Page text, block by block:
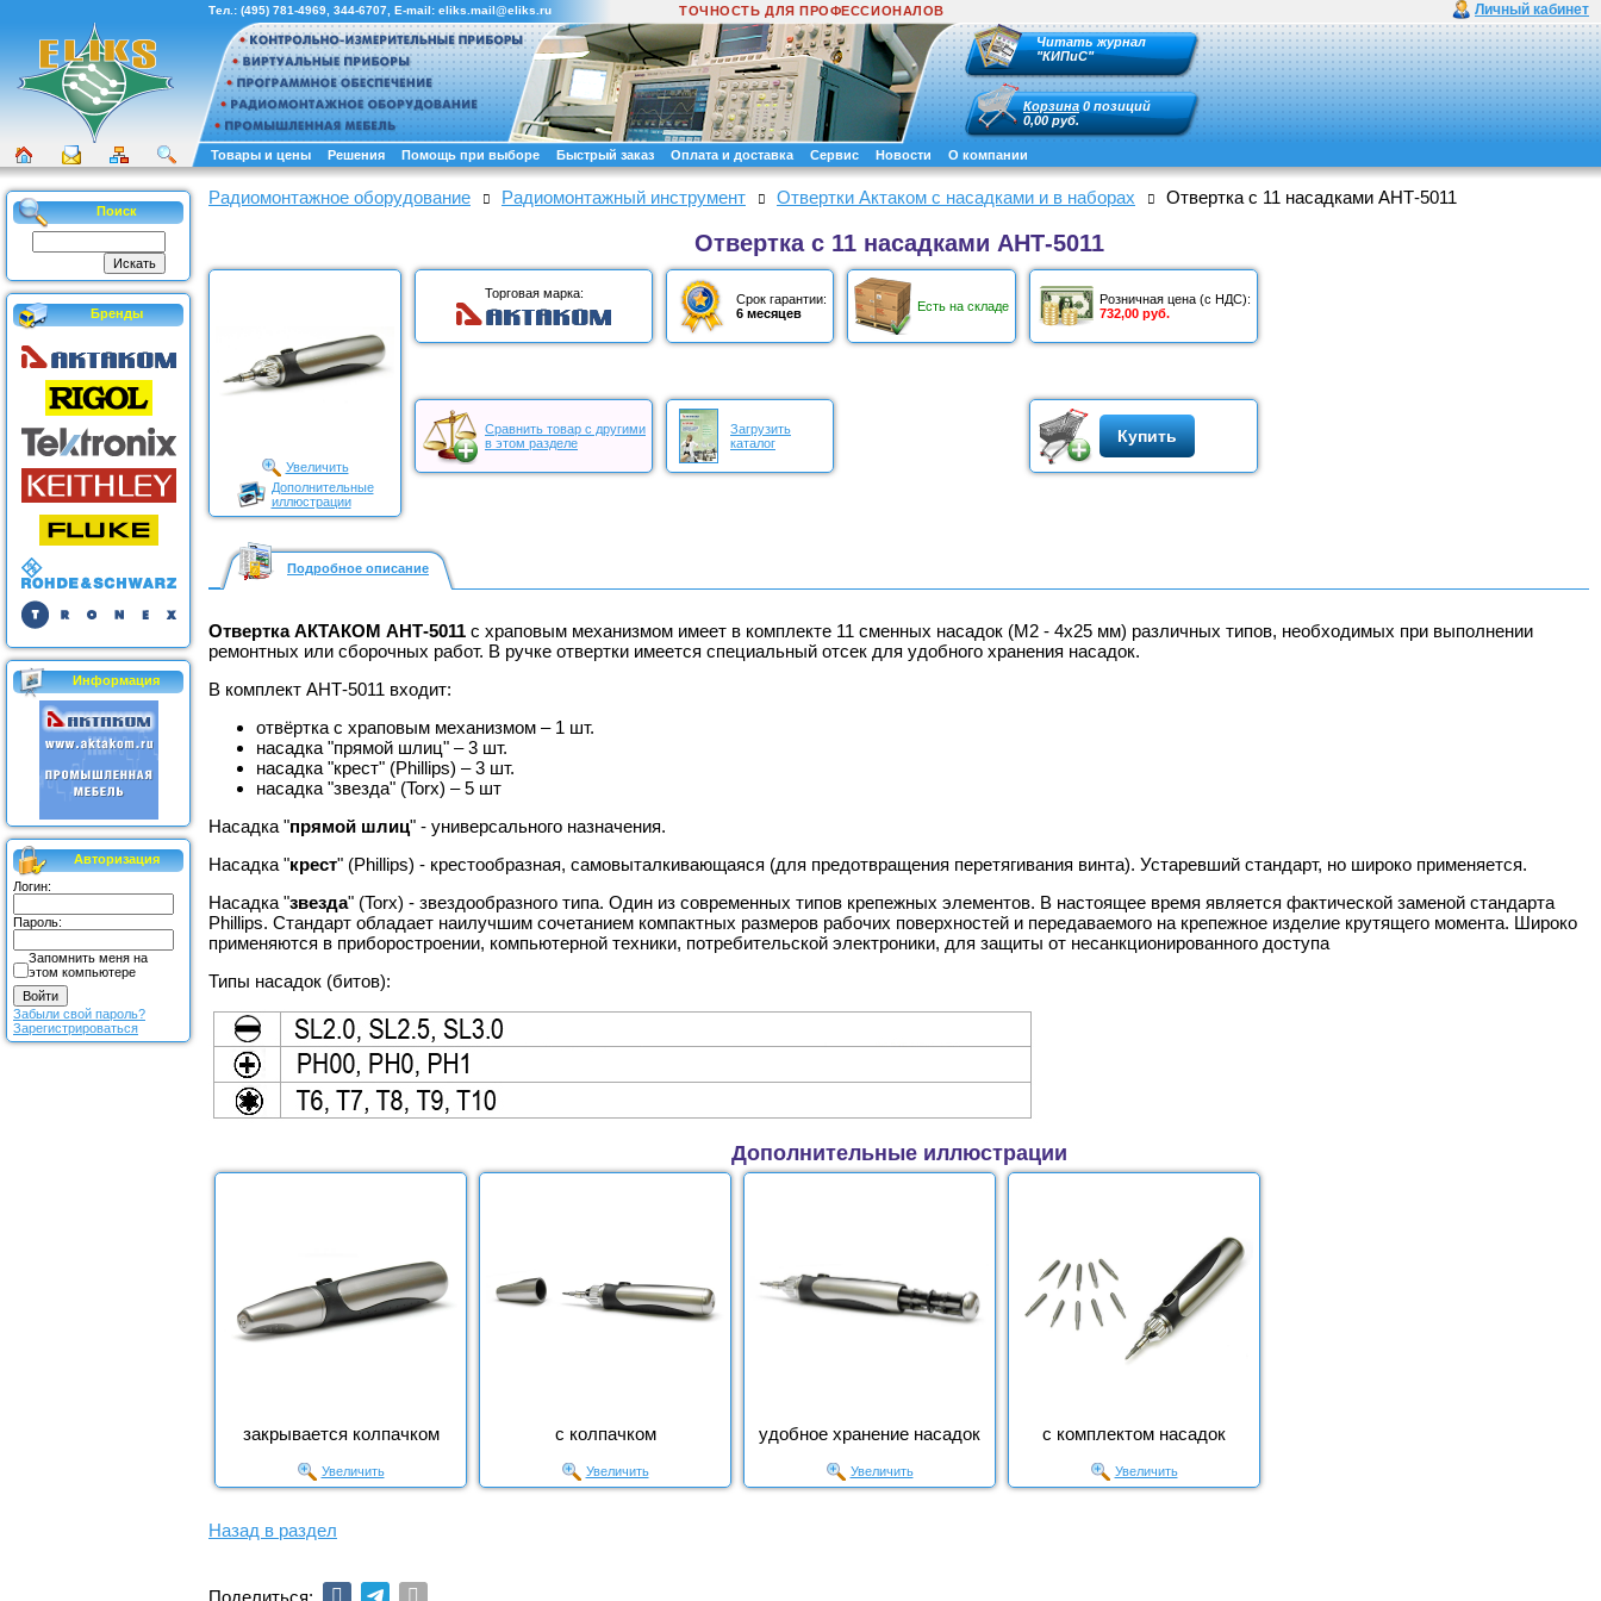
Личный кабинет
Тел.: (495) 781-4969 344-6707 , E-mail: eliks.mail@eliks.ru ТОЧНОСТЬ ДЛЯ ПРОФЕССИОНАЛОВ
Читать журнал
"КИПиС"
Корзина 0 позиций
0,00 руб.
Товары и цены Решения Помощь при выборе Быстрый заказ Оплата и доставка Сервис Новости О компании
Поиск
Бренды
Информация
Авторизация
Логин:
Пароль:
Запомнить меня на
этом компьютере
Забыли свой пароль?
Зарегистрироваться
Радиомонтажное оборудование Радиомонтажный инструмент Отвертки Актаком с насадками и в наборах Отвертка с 11 насадками АНТ-5011
Отвертка с 11 насадками АНТ-5011
Увеличить
Дополнительные
иллюстрации
Торговая марка:
Срок гарантии:
6 месяцев
Есть на складе
Розничная цена (с НДС):
732,00 руб.
Сравнить товар с другими
в этом разделе
Загрузить
каталог
Купить
Подробное описание
Отвертка АКТАКОМ АНТ-5011 с храповым механизмом имеет в комплекте 11 сменных насадок (M2 - 4х25 мм) различных типов, необходимых при выполнении
ремонтных или сборочных работ. В ручке отвертки имеется специальный отсек для удобного хранения насадок.
В комплект АНТ-5011 входит:
отвёртка с храповым механизмом – 1 шт.
насадка "прямой шлиц" – 3 шт.
насадка "крест" (Phillips) – 3 шт.
насадка "звезда" (Torx) – 5 шт
Насадка "прямой шлиц" - универсального назначения.
Насадка "крест" (Phillips) - крестообразная, самовыталкивающаяся (для предотвращения перетягивания винта). Устаревший стандарт, но широко применяется.
Насадка "звезда" (Torx) - звездообразного типа. Один из современных типов крепежных элементов. В настоящее время является фактической заменой стандарта
Phillips. Стандарт обладает наилучшим сочетанием компактных размеров рабочих поверхностей и передаваемого на крепежное изделие крутящего момента. Широко
применяются в приборостроении, компьютерной техники, потребительской электроники, для защиты от несанкционированного доступа
Типы насадок (битов):
Дополнительные иллюстрации
закрывается колпачком
Увеличить
с колпачком
Увеличить
удобное хранение насадок
Увеличить
с комплектом насадок
Увеличить
Назад в раздел
Поделиться: